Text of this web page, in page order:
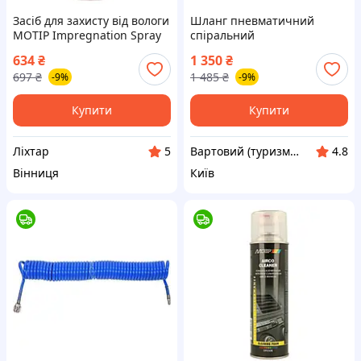
Засіб для захисту від вологи
MOTIP Impregnation Spray
аерозоль 500 мл (090104BS)
[MT01-liht]
634₴
697 ₴ -9%
Купити
Ліхтар
5
Вінниця
Шланг пневматичний
спіральний
швидкоз'єднуваний: Ø= 8/12
мм, ≤12 Bar, l= 10 м.
поліуретан. (4202-vart)
1 350₴
1 485 ₴ -9%
Купити
Вартовий (туризм, полювання та рибалка)
4.8
Київ